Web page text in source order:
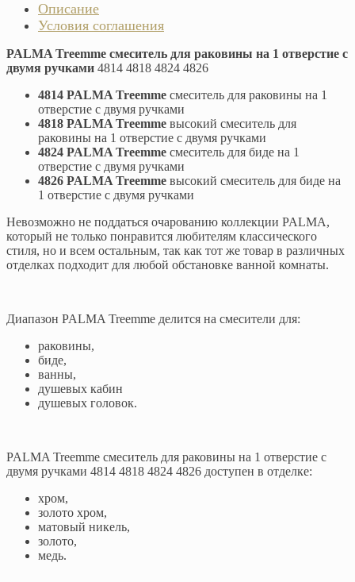
Описание
Условия соглашения
PALMA Treemme смеситель для раковины на 1 отверстие с
двумя ручками 4814 4818 4824 4826
4814 PALMA Treemme смеситель для раковины на 1
отверстие с двумя ручками
4818 PALMA Treemme высокий смеситель для
раковины на 1 отверстие с двумя ручками
4824 PALMA Treemme смеситель для биде на 1
отверстие с двумя ручками
4826 PALMA Treemme высокий смеситель для биде на
1 отверстие с двумя ручками
Невозможно не поддаться очарованию коллекции PALMA,
который не только понравится любителям классического
стиля, но и всем остальным, так как тот же товар в различных
отделках подходит для любой обстановке ванной комнаты.
Диапазон PALMA Treemme делится на смесители для:
раковины,
биде,
ванны,
душевых кабин
душевых головок.
PALMA Treemme смеситель для раковины на 1 отверстие с
двумя ручками 4814 4818 4824 4826 доступен в отделке:
хром,
золото хром,
матовый никель,
золото,
медь.